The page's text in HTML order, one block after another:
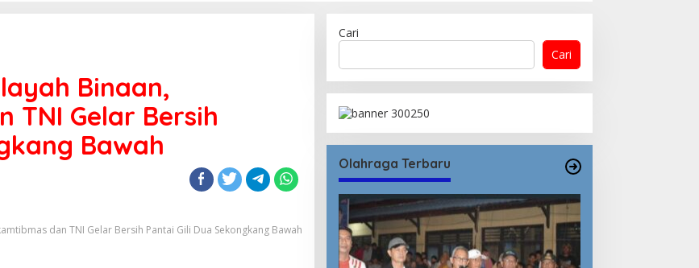
Binaan,
TNI Gelar Bersih
Bawah
dan TNI Gelar Bersih Pantai Gili Dua Sekongkang Bawah
Cari
Cari
Olahraga Terbaru